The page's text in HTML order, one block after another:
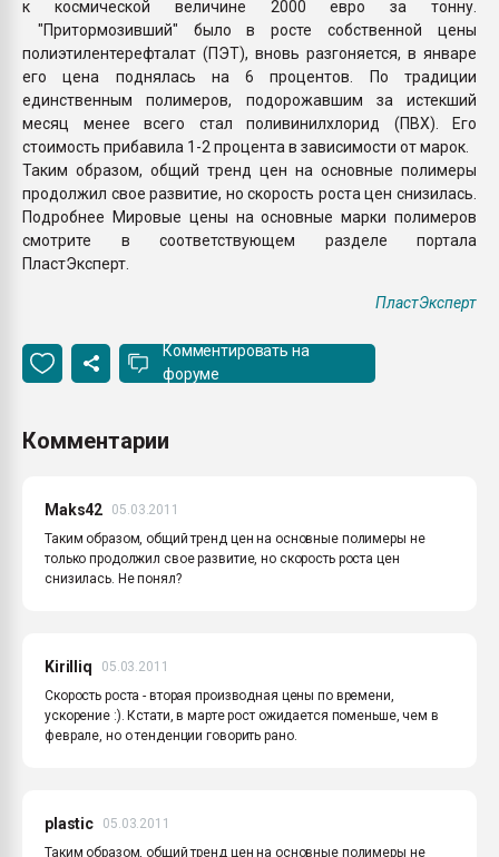
к космической величине 2000 евро за тонну.
"Притормозивший" было в росте собственной цены
полиэтилентерефталат (ПЭТ), вновь разгоняется, в январе
его цена поднялась на 6 процентов. По традиции
единственным полимеров, подорожавшим за истекший
месяц менее всего стал поливинилхлорид (ПВХ). Его
стоимость прибавила 1-2 процента в зависимости от марок.
Таким образом, общий тренд цен на основные полимеры
продолжил свое развитие, но скорость роста цен снизилась.
Подробнее Мировые цены на основные марки полимеров
смотрите в соответствующем разделе портала
ПластЭксперт.
ПластЭксперт
Комментировать на
форуме
Комментарии
Maks42
05.03.2011
Таким образом, общий тренд цен на основные полимеры не
только продолжил свое развитие, но скорость роста цен
снизилась. Не понял?
Kirilliq
05.03.2011
Скорость роста - вторая производная цены по времени,
ускорение :). Кстати, в марте рост ожидается поменьше, чем в
феврале, но о тенденции говорить рано.
plastic
05.03.2011
Таким образом, общий тренд цен на основные полимеры не